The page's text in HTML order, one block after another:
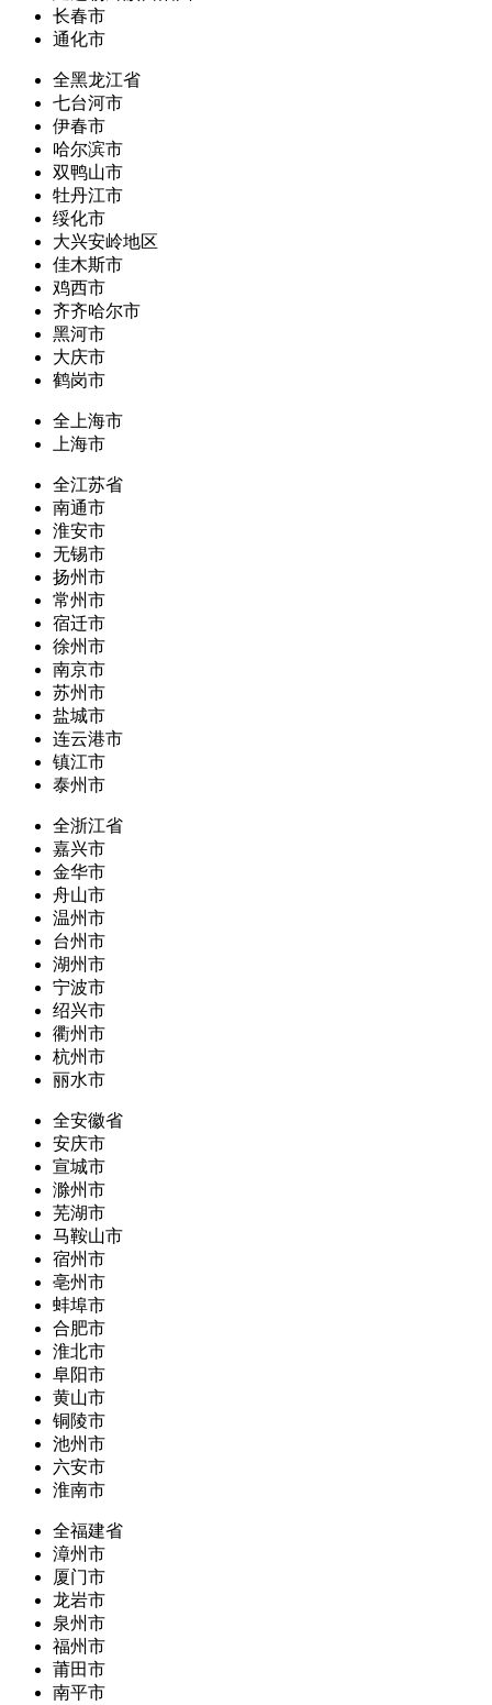
长春市
通化市
全黑龙江省
七台河市
伊春市
哈尔滨市
双鸭山市
牡丹江市
绥化市
大兴安岭地区
佳木斯市
鸡西市
齐齐哈尔市
黑河市
大庆市
鹤岗市
全上海市
上海市
全江苏省
南通市
淮安市
无锡市
扬州市
常州市
宿迁市
徐州市
南京市
苏州市
盐城市
连云港市
镇江市
泰州市
全浙江省
嘉兴市
金华市
舟山市
温州市
台州市
湖州市
宁波市
绍兴市
衢州市
杭州市
丽水市
全安徽省
安庆市
宣城市
滁州市
芜湖市
马鞍山市
宿州市
亳州市
蚌埠市
合肥市
淮北市
阜阳市
黄山市
铜陵市
池州市
六安市
淮南市
全福建省
漳州市
厦门市
龙岩市
泉州市
福州市
莆田市
南平市